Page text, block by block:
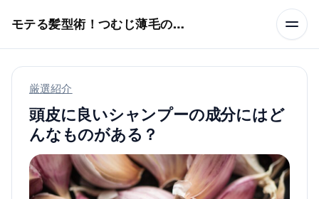
モテる髪型術！つむじ薄毛の隠し方
厳選紹介
頭皮に良いシャンプーの成分にはど
んなものがある？